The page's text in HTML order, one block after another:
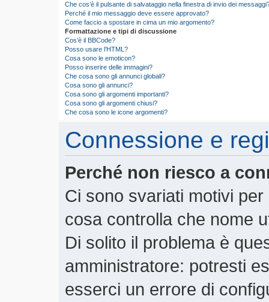
Che cos’è il pulsante di salvataggio nella finestra di invio dei
Perché il mio messaggio deve essere approvato?
Come faccio a spostare in cima un mio argomento?
Formattazione e tipi di discussione
Cos’è il BBCode?
Posso usare l’HTML?
Cosa sono le emoticon?
Posso inserire delle immagini?
Che cosa sono gli annunci globali?
Cosa sono gli annunci?
Cosa sono gli argomenti importanti?
Cosa sono gli argomenti chiusi?
Che cosa sono le icone argomenti?
Connessione e
Perché non riesco a
Ci sono svariati motivi
cosa controlla che nome
Di solito il problema è
amministratore: potresti
esserci un errore di